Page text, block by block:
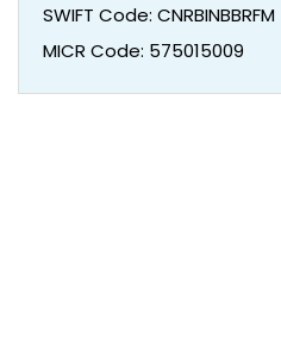
SWIFT Code: CNRBINBBRFM
MICR Code: 575015009